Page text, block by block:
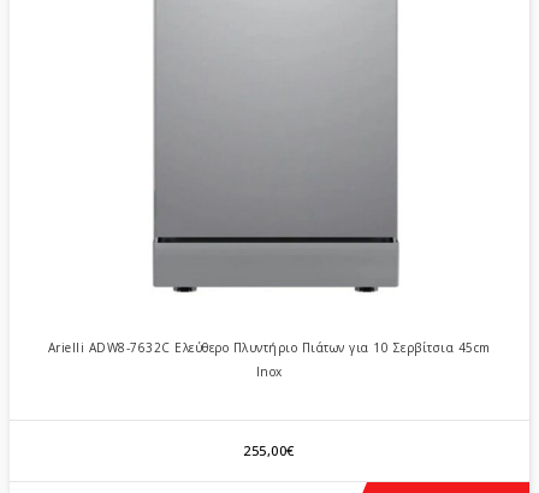
Arielli ADW8-7632C Ελεύθερο Πλυντήριο Πιάτων για 10 Σερβίτσια 45cm
Inox
255,00€